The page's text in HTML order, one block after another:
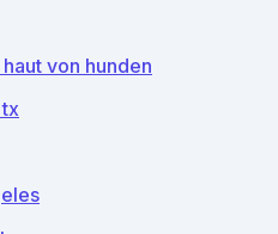
von hunden